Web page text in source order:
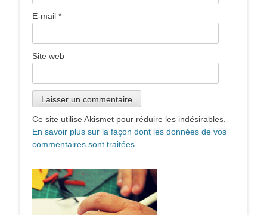
E-mail *
Site web
Ce site utilise Akismet pour réduire les indésirables.
En savoir plus sur la façon dont les données de vos
commentaires sont traitées.